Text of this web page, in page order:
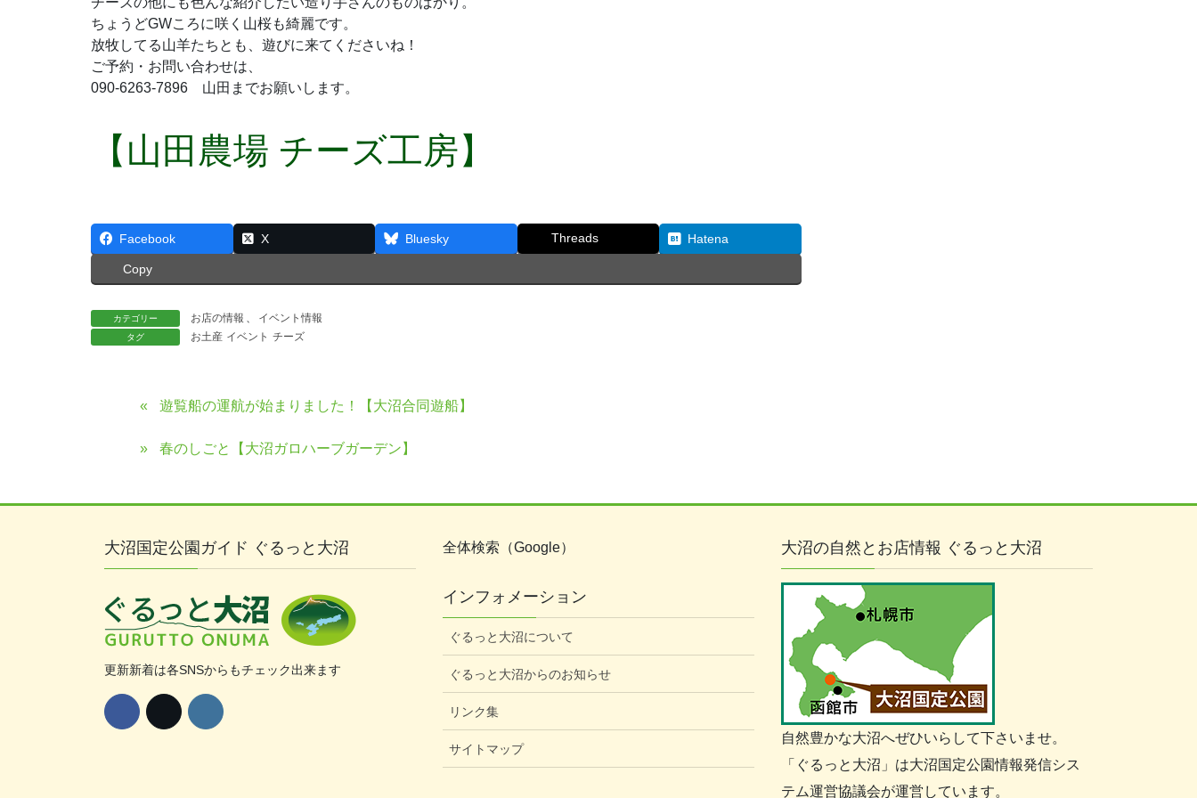
ちょうどGWころに咲く山桜も綺麗です。
放牧してる山羊たちとも、遊びに来てくださいね！
ご予約・お問い合わせは、
090-6263-7896 山田までお願いします。
【山田農場 チーズ工房】
Facebook X Bluesky Threads Hatena
Copy
カテゴリー お店の情報 イベント情報
タグ お土産 イベント チーズ
遊覧船の運航が始まりました！【大沼合同遊船】
春のしごと【大沼ガロハーブガーデン】
大沼国定公園ガイド ぐるっと大沼
更新新着は各SNSからもチェック出来ます
全体検索（Google）
インフォメーション
ぐるっと大沼について
ぐるっと大沼からのお知らせ
リンク集
サイトマップ
大沼の自然とお店情報 ぐるっと大沼
自然豊かな大沼へぜひいらして下さいませ。
「ぐるっと大沼」は大沼国定公園情報発信シス
テム運営協議会が運営しています。